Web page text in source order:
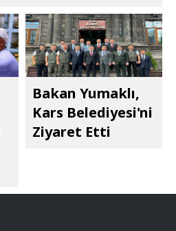
Bakan Yumaklı,
Kars Belediyesi'ni
Ziyaret Etti